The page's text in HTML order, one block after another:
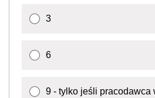
3
6
9 - tylko jeśli pracodawca